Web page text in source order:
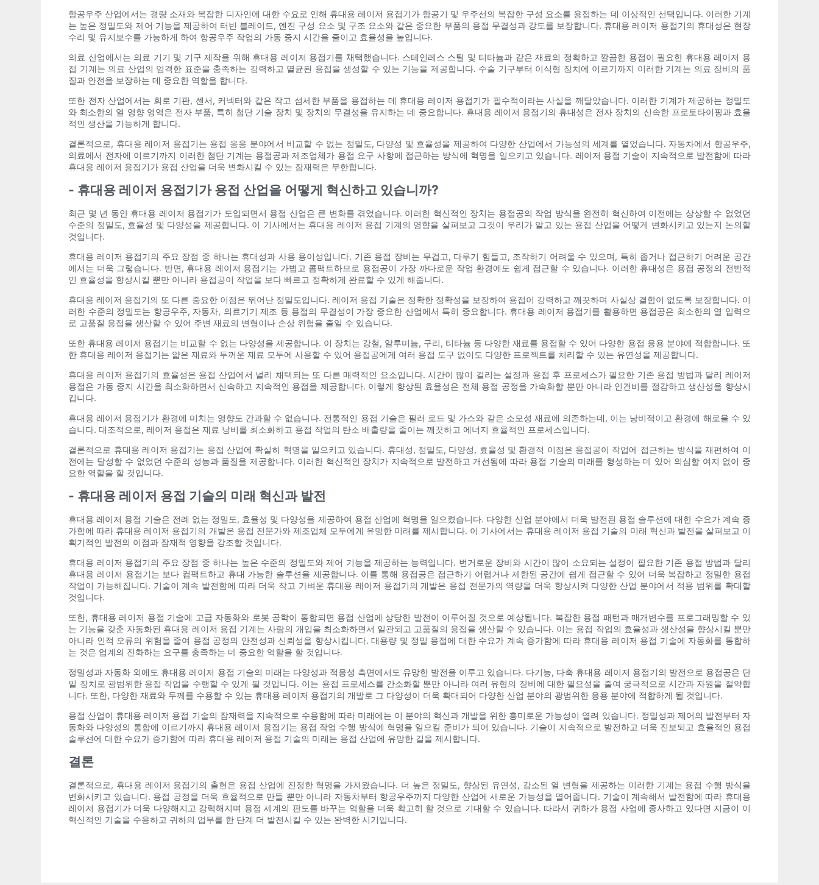
항공우주 산업에서는 경량 소재와 복잡한 디자인에 대한 수요로 인해 휴대용 레이저 용접기가 항공기 및 우주선의 복잡한 구성 요소를 용접하는 데 이상적인 선택입니다. 이러한 기계
는 높은 정밀도와 제어 기능을 제공하여 터빈 블레이드, 엔진 구성 요소 및 구조 요소와 같은 중요한 부품의 용접 무결성과 강도를 보장합니다. 휴대용 레이저 용접기의 휴대성은 현장
수리 및 유지보수를 가능하게 하여 항공우주 작업의 가동 중지 시간을 줄이고 효율성을 높입니다.
의료 산업에서는 의료 기기 및 기구 제작을 위해 휴대용 레이저 용접기를 채택했습니다. 스테인레스 스틸 및 티타늄과 같은 재료의 정확하고 깔끔한 용접이 필요한 휴대용 레이저 용
접 기계는 의료 산업의 엄격한 표준을 충족하는 강력하고 멸균된 용접을 생성할 수 있는 기능을 제공합니다. 수술 기구부터 이식형 장치에 이르기까지 이러한 기계는 의료 장비의 품
질과 안전을 보장하는 데 중요한 역할을 합니다.
또한 전자 산업에서는 회로 기판, 센서, 커넥터와 같은 작고 섬세한 부품을 용접하는 데 휴대용 레이저 용접기가 필수적이라는 사실을 깨달았습니다. 이러한 기계가 제공하는 정밀도
와 최소한의 열 영향 영역은 전자 부품, 특히 첨단 기술 장치 및 장치의 무결성을 유지하는 데 중요합니다. 휴대용 레이저 용접기의 휴대성은 전자 장치의 신속한 프로토타이핑과 효율
적인 생산을 가능하게 합니다.
결론적으로, 휴대용 레이저 용접기는 용접 응용 분야에서 비교할 수 없는 정밀도, 다양성 및 효율성을 제공하여 다양한 산업에서 가능성의 세계를 열었습니다. 자동차에서 항공우주,
의료에서 ​​전자에 이르기까지 이러한 첨단 기계는 용접공과 제조업체가 용접 요구 사항에 접근하는 방식에 혁명을 일으키고 있습니다. 레이저 용접 기술이 지속적으로 발전함에 따라
휴대용 레이저 용접기가 용접 산업을 더욱 변화시킬 수 있는 잠재력은 무한합니다.
- 휴대용 레이저 용접기가 용접 산업을 어떻게 혁신하고 있습니까?
최근 몇 년 동안 휴대용 레이저 용접기가 도입되면서 용접 산업은 큰 변화를 겪었습니다. 이러한 혁신적인 장치는 용접공의 작업 방식을 완전히 혁신하여 이전에는 상상할 수 없었던
수준의 정밀도, 효율성 및 다양성을 제공합니다. 이 기사에서는 휴대용 레이저 용접 기계의 영향을 살펴보고 그것이 우리가 알고 있는 용접 산업을 어떻게 변화시키고 있는지 논의할
것입니다.
휴대용 레이저 용접기의 주요 장점 중 하나는 휴대성과 사용 용이성입니다. 기존 용접 장비는 무겁고, 다루기 힘들고, 조작하기 어려울 수 있으며, 특히 좁거나 접근하기 어려운 공간
에서는 더욱 그렇습니다. 반면, 휴대용 레이저 용접기는 가볍고 콤팩트하므로 용접공이 가장 까다로운 작업 환경에도 쉽게 접근할 수 있습니다. 이러한 휴대성은 용접 공정의 전반적
인 효율성을 향상시킬 뿐만 아니라 용접공이 작업을 보다 빠르고 정확하게 완료할 수 있게 해줍니다.
휴대용 레이저 용접기의 또 다른 중요한 이점은 뛰어난 정밀도입니다. 레이저 용접 기술은 정확한 정확성을 보장하여 용접이 강력하고 깨끗하며 사실상 결함이 없도록 보장합니다. 이
러한 수준의 정밀도는 항공우주, 자동차, 의료기기 제조 등 용접의 무결성이 가장 중요한 산업에서 특히 중요합니다. 휴대용 레이저 용접기를 활용하면 용접공은 최소한의 열 입력으
로 고품질 용접을 생산할 수 있어 주변 재료의 변형이나 손상 위험을 줄일 수 있습니다.
또한 휴대용 레이저 용접기는 비교할 수 없는 다양성을 제공합니다. 이 장치는 강철, 알루미늄, 구리, 티타늄 등 다양한 재료를 용접할 수 있어 다양한 용접 응용 분야에 적합합니다. 또
한 휴대용 레이저 용접기는 얇은 재료와 두꺼운 재료 모두에 사용할 수 있어 용접공에게 여러 용접 도구 없이도 다양한 프로젝트를 처리할 수 있는 유연성을 제공합니다.
휴대용 레이저 용접기의 효율성은 용접 산업에서 널리 채택되는 또 다른 매력적인 요소입니다. 시간이 많이 걸리는 설정과 용접 후 프로세스가 필요한 기존 용접 방법과 달리 레이저
용접은 가동 중지 시간을 최소화하면서 신속하고 지속적인 용접을 제공합니다. 이렇게 향상된 효율성은 전체 용접 공정을 가속화할 뿐만 아니라 인건비를 절감하고 생산성을 향상시
킵니다.
휴대용 레이저 용접기가 환경에 미치는 영향도 간과할 수 없습니다. 전통적인 용접 기술은 필러 로드 및 가스와 같은 소모성 재료에 의존하는데, 이는 낭비적이고 환경에 해로울 수 있
습니다. 대조적으로, 레이저 용접은 재료 낭비를 최소화하고 용접 작업의 탄소 배출량을 줄이는 깨끗하고 에너지 효율적인 프로세스입니다.
결론적으로 휴대용 레이저 용접기는 용접 산업에 확실히 혁명을 일으키고 있습니다. 휴대성, 정밀도, 다양성, 효율성 및 환경적 이점은 용접공이 작업에 접근하는 방식을 재편하여 이
전에는 달성할 수 없었던 수준의 성능과 품질을 제공합니다. 이러한 혁신적인 장치가 지속적으로 발전하고 개선됨에 따라 용접 기술의 미래를 형성하는 데 있어 의심할 여지 없이 중
요한 역할을 할 것입니다.
- 휴대용 레이저 용접 기술의 미래 혁신과 발전
휴대용 레이저 용접 기술은 전례 없는 정밀도, 효율성 및 다양성을 제공하여 용접 산업에 혁명을 일으켰습니다. 다양한 산업 분야에서 더욱 발전된 용접 솔루션에 대한 수요가 계속 증
가함에 따라 휴대용 레이저 용접기의 개발은 용접 전문가와 제조업체 모두에게 유망한 미래를 제시합니다. 이 기사에서는 휴대용 레이저 용접 기술의 미래 혁신과 발전을 살펴보고 이
획기적인 발전의 이점과 잠재적 영향을 강조할 것입니다.
휴대용 레이저 용접기의 주요 장점 중 하나는 높은 수준의 정밀도와 제어 기능을 제공하는 능력입니다. 번거로운 장비와 시간이 많이 소요되는 설정이 필요한 기존 용접 방법과 달리
휴대용 레이저 용접기는 보다 컴팩트하고 휴대 가능한 솔루션을 제공합니다. 이를 통해 용접공은 접근하기 어렵거나 제한된 공간에 쉽게 접근할 수 있어 더욱 복잡하고 정밀한 용접
작업이 가능해집니다. 기술이 계속 발전함에 따라 더욱 작고 가벼운 휴대용 레이저 용접기의 개발은 용접 전문가의 역량을 더욱 향상시켜 다양한 산업 분야에서 적용 범위를 확대할
것입니다.
또한, 휴대용 레이저 용접 기술에 고급 자동화와 로봇 공학이 통합되면 용접 산업에 상당한 발전이 이루어질 것으로 예상됩니다. 복잡한 용접 패턴과 매개변수를 프로그래밍할 수 있
는 기능을 갖춘 자동화된 휴대용 레이저 용접 기계는 사람의 개입을 최소화하면서 일관되고 고품질의 용접을 생산할 수 있습니다. 이는 용접 작업의 효율성과 생산성을 향상시킬 뿐만
아니라 인적 오류의 위험을 줄여 용접 공정의 안전성과 신뢰성을 향상시킵니다. 대용량 및 정밀 용접에 대한 수요가 계속 증가함에 따라 휴대용 레이저 용접 기술에 자동화를 통합하
는 것은 업계의 진화하는 요구를 충족하는 데 중요한 역할을 할 것입니다.
정밀성과 자동화 외에도 휴대용 레이저 용접 기술의 미래는 다양성과 적응성 측면에서도 유망한 발전을 이루고 있습니다. 다기능, 다축 휴대용 레이저 용접기의 발전으로 용접공은 단
일 장치로 광범위한 용접 작업을 수행할 수 있게 될 것입니다. 이는 용접 프로세스를 간소화할 뿐만 아니라 여러 유형의 장비에 대한 필요성을 줄여 궁극적으로 시간과 자원을 절약합
니다. 또한, 다양한 재료와 두께를 수용할 수 있는 휴대용 레이저 용접기의 개발로 그 다양성이 더욱 확대되어 다양한 산업 분야의 광범위한 응용 분야에 적합하게 될 것입니다.
용접 산업이 휴대용 레이저 용접 기술의 잠재력을 지속적으로 수용함에 따라 미래에는 이 분야의 혁신과 개발을 위한 흥미로운 가능성이 열려 있습니다. 정밀성과 제어의 발전부터 자
동화와 다양성의 통합에 이르기까지 휴대용 레이저 용접기는 용접 작업 수행 방식에 혁명을 일으킬 준비가 되어 있습니다. 기술이 지속적으로 발전하고 더욱 진보되고 효율적인 용접
솔루션에 대한 수요가 증가함에 따라 휴대용 레이저 용접 기술의 미래는 용접 산업에 유망한 길을 제시합니다.
결론
결론적으로, 휴대용 레이저 용접기의 출현은 용접 산업에 진정한 혁명을 가져왔습니다. 더 높은 정밀도, 향상된 유연성, 감소된 열 변형을 제공하는 이러한 기계는 용접 수행 방식을
변화시키고 있습니다. 용접 공정을 더욱 효율적으로 만들 뿐만 아니라 자동차부터 항공우주까지 다양한 산업에 새로운 가능성을 열어줍니다. 기술이 계속해서 발전함에 따라 휴대용
레이저 용접기가 더욱 다양해지고 강력해지며 용접 세계의 판도를 바꾸는 역할을 더욱 확고히 할 것으로 기대할 수 있습니다. 따라서 귀하가 용접 사업에 종사하고 있다면 지금이 이
혁신적인 기술을 수용하고 귀하의 업무를 한 단계 더 발전시킬 수 있는 완벽한 시기입니다.